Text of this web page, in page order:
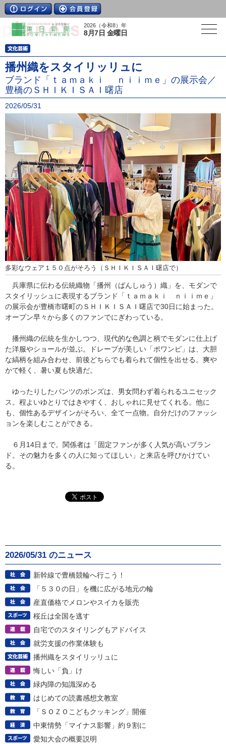
2026（令和8）年
8月7日 金曜日
播州織をスタイリッリュに
ブランド「ｔａｍａｋｉ ｎｉｉｍｅ」の展示会／
豊橋のＳＨＩＫＩＳＡＩ曙店
2026/05/31
多彩なウェア１５０点がそろう（ＳＨＩＫＩＳＡＩ曙店で）
兵庫県に伝わる伝統織物「播州（ばんしゅう）織」を、モダンで
スタイリッシュに表現するブランド「ｔａｍａｋｉ ｎｉｉｍｅ」
の展示会が豊橋市曙町のＳＨＩＫＩＳＡＩ曙店で30日に始まった。
オープン早々から多くのファンでにぎわっている。
播州織の伝統を生かしつつ、現代的な色調と柄でモダンに仕上げ
た洋服やショールが並ぶ。ドレープが美しい「ポワンピ」は、大胆
な縞柄を組み合わせ、前後どちらでも着られて個性を出せる。爽や
かで軽く、暑い夏も快適だ。
ゆったりしたパンツのボンズは、男女問わず着られるユニセック
ス。程よいゆとりではきやすく、おしゃれに見せてくれる。他に
も、個性あるデザインがそろい、全て一点物。自分だけのファッシ
ョンを楽しむことができる。
６月14日まで。関係者は「固定ファンが多く人気が高いブラン
ド。その魅力を多くの人に知ってほしい」と来店を呼びかけてい
る。
2026/05/31 のニュース
新幹線で豊橋競輪へ行こう！
「５３０の日」を機に広がる地元の輪
産直価格でメロンやスイカを販売
桜丘は全国を逃す
自宅でのスタイリングもアドバイス
就労支援の作業体験も
播州織をスタイリッリュに
悔しい「負」け
緑内障の知識深める
はじめての読書感想文教室
「ＳＯＺＯこどもクッキング」開催
中東情勢「マイナス影響」約９割に
愛知大会の概要説明